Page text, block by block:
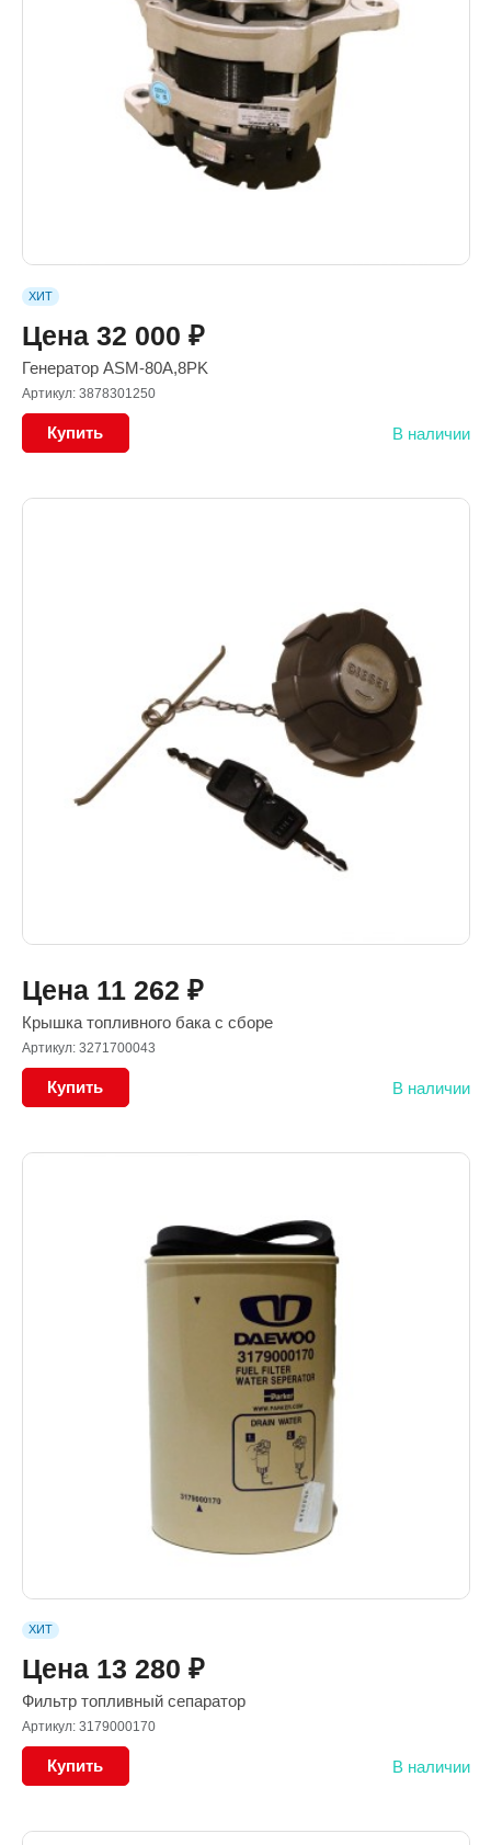
ХИТ
Цена 32 000 ₽
Генератор ASM-80A,8PK
Артикул: 3878301250
Купить В наличии
Цена 11 262 ₽
Крышка топливного бака с сборе
Артикул: 3271700043
Купить В наличии
ХИТ
Цена 13 280 ₽
Фильтр топливный сепаратор
Артикул: 3179000170
Купить В наличии